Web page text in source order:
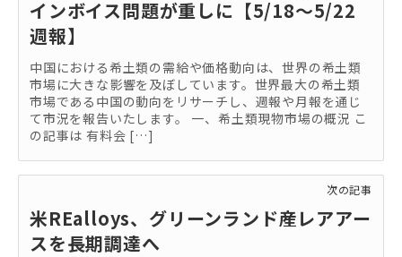
インボイス問題が重しに【5/18～5/22
週報】
中国における希土類の需給や価格動向は、世界の希土類
市場に大きな影響を及ぼしています。世界最大の希土類
市場である中国の動向をリサーチし、週報や月報を通じ
て市況を報告いたします。 一、希土類現物市場の概況 こ
の記事は 有料会 […]
次の記事
米REalloys、グリーンランド産レアアー
スを長期調達へ